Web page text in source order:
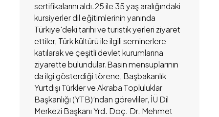
sertifikalarını aldı.25 ile 35 yaş aralığındaki
kursiyerler dil eğitimlerinin yanında
Türkiye'deki tarihi ve turistik yerleri ziyaret
ettiler, Türk kültürü ile ilgili seminerlere
katılarak ve çeşitli devlet kurumlarına
ziyarette bulundular.Basın mensuplarının
da ilgi gösterdiği törene, Başbakanlık
Yurtdışı Türkler ve Akraba Topluluklar
Başkanlığı (YTB)’ndan görevliler, İÜ Dil
Merkezi Başkanı Yrd. Doç. Dr. Mehmet